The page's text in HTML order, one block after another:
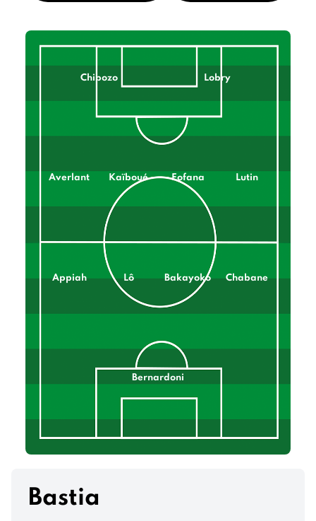
Chibozo Lobry
Averlant Kaïboué Fofana Lutin
Appiah Lô Bakayoko Chabane
Bernardoni
Bastia